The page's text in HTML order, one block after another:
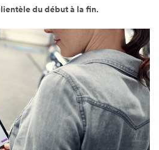
du début à la fin.